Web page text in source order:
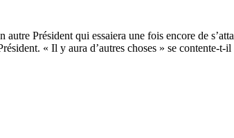
autre Président qui essaiera une fois encore de
« Il y aura d’autres choses » se contente-t-il